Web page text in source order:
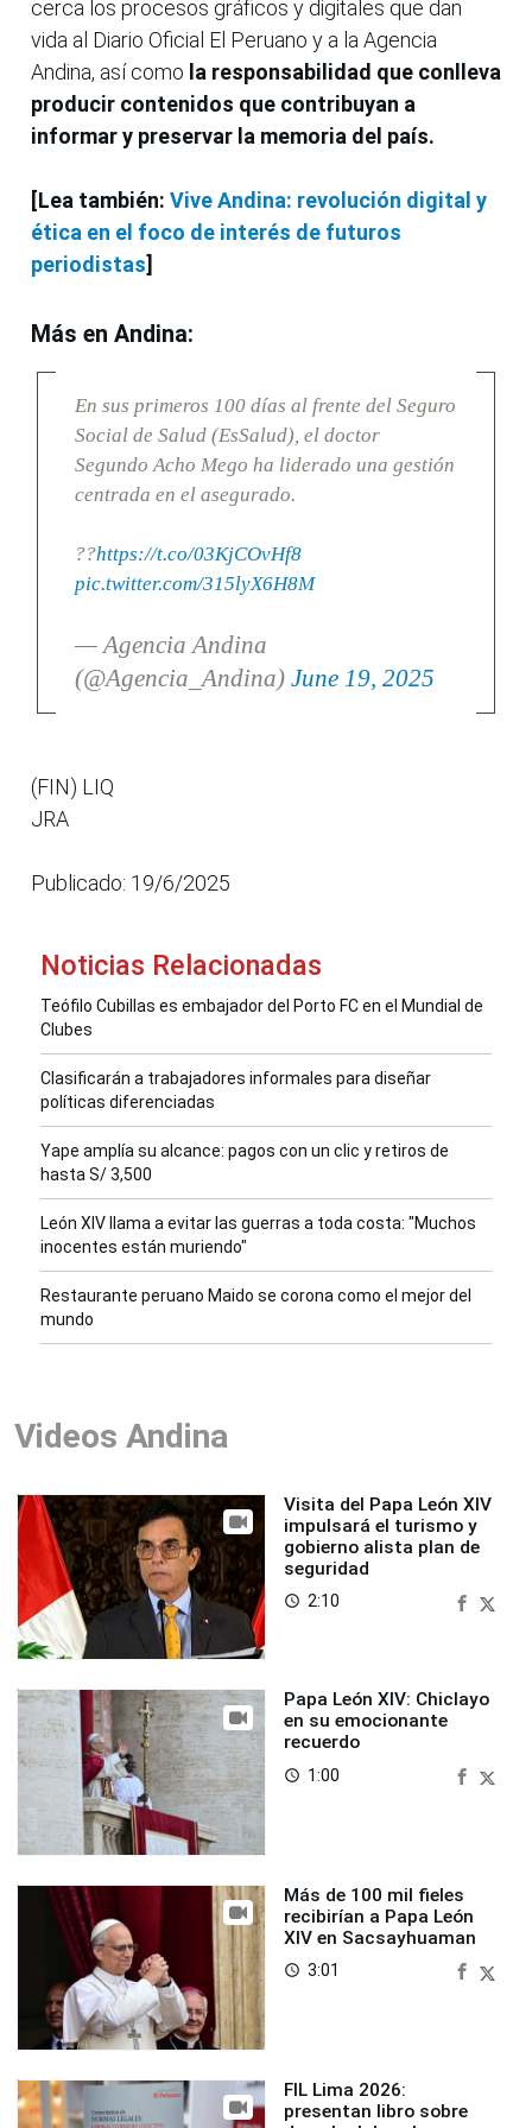
cerca los procesos gráficos y digitales que dan
vida al Diario Oficial El Peruano y a la Agencia
Andina, así como la responsabilidad que conlleva
producir contenidos que contribuyan a
informar y preservar la memoria del país.
[Lea también: Vive Andina: revolución digital y
ética en el foco de interés de futuros
periodistas]
Más en Andina:
En sus primeros 100 días al frente del Seguro
Social de Salud (EsSalud), el doctor
Segundo Acho Mego ha liderado una gestión
centrada en el asegurado.
??https://t.co/03KjCOvHf8
pic.twitter.com/315lyX6H8M
— Agencia Andina
(@Agencia_Andina) June 19, 2025
(FIN) LIQ
JRA
Publicado: 19/6/2025
Noticias Relacionadas
Teófilo Cubillas es embajador del Porto FC en el Mundial de
Clubes
Clasificarán a trabajadores informales para diseñar
políticas diferenciadas
Yape amplía su alcance: pagos con un clic y retiros de
hasta S/ 3,500
León XIV llama a evitar las guerras a toda costa: "Muchos
inocentes están muriendo"
Restaurante peruano Maido se corona como el mejor del
mundo
Videos Andina
Visita del Papa León XIV
impulsará el turismo y
gobierno alista plan de
seguridad
access_time 2:10
Papa León XIV: Chiclayo
en su emocionante
recuerdo
access_time 1:00
Más de 100 mil fieles
recibirían a Papa León
XIV en Sacsayhuaman
access_time 3:01
FIL Lima 2026:
presentan libro sobre